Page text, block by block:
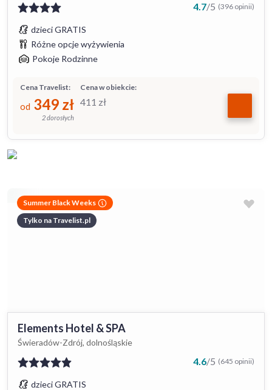
4.7/5 (396 opinii)
dzieci GRATIS
Różne opcje wyżywienia
Pokoje Rodzinne
Cena w obiekcie:
411 zł
Cena Travelist:
od 349 zł
2 dorosłych
Summer Black Weeks
Tylko na Travelist.pl
Elements Hotel & SPA
Świeradów-Zdrój, dolnośląskie
4.6/5 (645 opinii)
dzieci GRATIS